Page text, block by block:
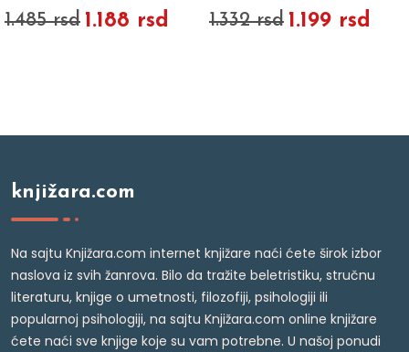
1.485 rsd 1.188 rsd 1.332 rsd 1.199 rsd
knjižara.com
Na sajtu Knjižara.com internet knjižare naći ćete širok izbor
naslova iz svih žanrova. Bilo da tražite beletristiku, stručnu
literaturu, knjige o umetnosti, filozofiji, psihologiji ili
popularnoj psihologiji, na sajtu Knjižara.com online knjižare
ćete naći sve knjige koje su vam potrebne. U našoj ponudi